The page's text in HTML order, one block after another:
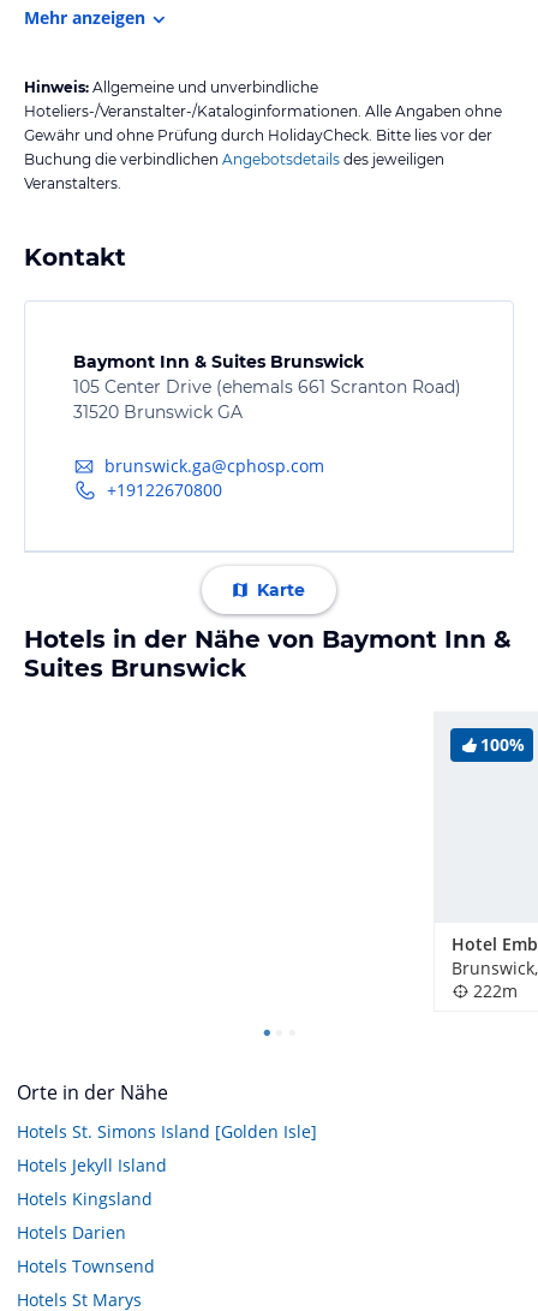
Mehr anzeigen
Hinweis: Allgemeine und unverbindliche
Hoteliers-/Veranstalter-/Kataloginformationen. Alle Angaben ohne
Gewähr und ohne Prüfung durch HolidayCheck. Bitte lies vor der
Buchung die verbindlichen Angebotsdetails des jeweiligen
Veranstalters.
Kontakt
Baymont Inn & Suites Brunswick
105 Center Drive (ehemals 661 Scranton Road)
31520 Brunswick GA
brunswick.ga@cphosp.com
+19122670800
Karte
Hotels in der Nähe von Baymont Inn &
Suites Brunswick
100%
222m
Orte in der Nähe
Hotels St. Simons Island [Golden Isle]
Hotels Jekyll Island
Hotels Kingsland
Hotels Darien
Hotels Townsend
Hotels St Marys